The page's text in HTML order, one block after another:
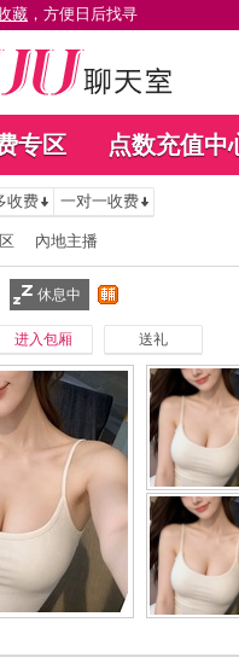
藏 ，方便日后找寻
专区 点数充值中
收费 一对一收费
內地主播
休息中
进入包厢 送礼